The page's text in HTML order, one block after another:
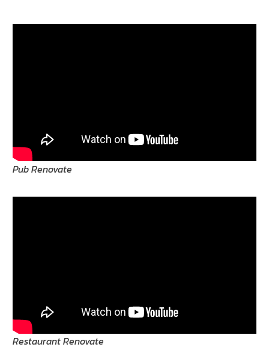
Pub Renovate
Restaurant Renovate